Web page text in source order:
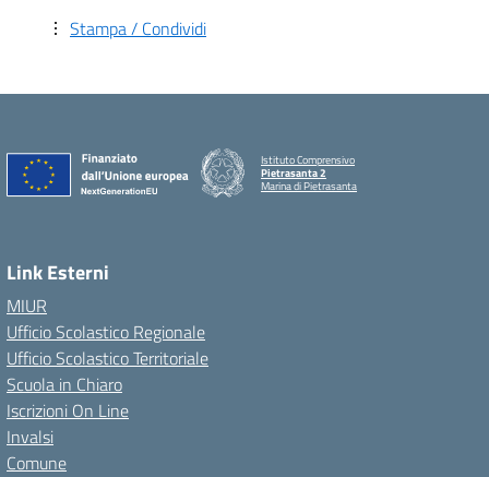
Stampa / Condividi
Istituto Comprensivo
Pietrasanta 2
Marina di Pietrasanta
Link Esterni
MIUR
Ufficio Scolastico Regionale
Ufficio Scolastico Territoriale
Scuola in Chiaro
Iscrizioni On Line
Invalsi
Comune